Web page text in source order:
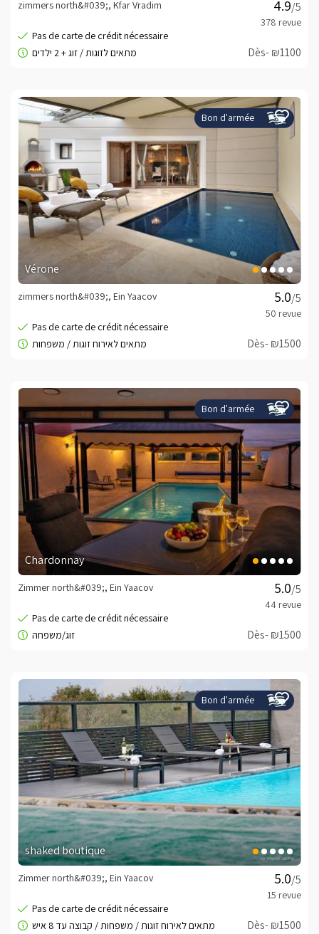
/5
zimmers north&#039;, Kfar Vradim
Dès- ₪1100
Bon d'armée
Vérone
/5
zimmers north&#039;, Ein Yaacov
Dès- ₪1500
Bon d'armée
Chardonnay
/5
Zimmer north&#039;, Ein Yaacov
Dès- ₪1500
Bon d'armée
shaked boutique
/5
Zimmer north&#039;, Ein Yaacov
Dès- ₪1500